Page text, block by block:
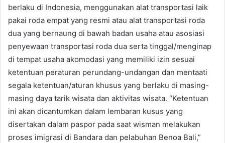
berlaku di Indonesia, menggunakan alat transportasi laik
pakai roda empat yang resmi atau alat transportasi roda
dua yang bernaung di bawah badan usaha atau asosiasi
penyewaan transportasi roda dua serta tinggal/menginap
di tempat usaha akomodasi yang memiliki izin sesuai
ketentuan peraturan perundang-undangan dan mentaati
segala ketentuan/aturan khusus yang berlaku di masing-
masing daya tarik wisata dan aktivitas wisata. “Ketentuan
ini akan dicantumkan dalam lembaran kusus yang
disertakan dalam paspor pada saat wisman melakukan
proses imigrasi di Bandara dan pelabuhan Benoa Bali,”